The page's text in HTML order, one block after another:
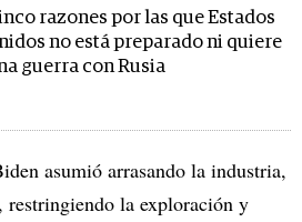
razones por las que Estados
no está preparado ni quiere
guerra con Rusia
asumió arrasando la industria,
restringiendo la exploración y